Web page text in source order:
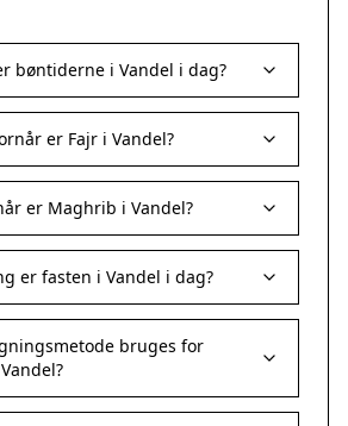
bøntiderne i Vandel i dag?
er Fajr i Vandel?
er Maghrib i Vandel?
er fasten i Vandel i dag?
bruges for